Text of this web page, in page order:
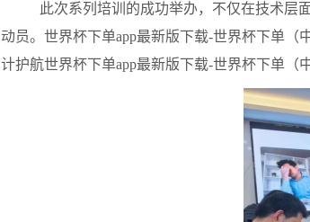
此次系列 培训 的成功举办，不仅在技术层
动员。世界杯下单app最新版下载-世界杯下单
计护航世界杯下单app最新版下载-世界杯下单（